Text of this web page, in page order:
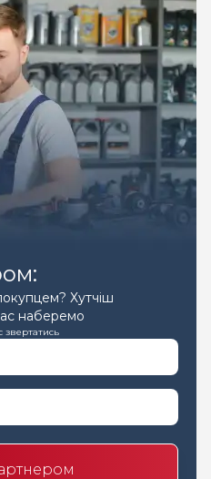
Хутчіш
наберемо